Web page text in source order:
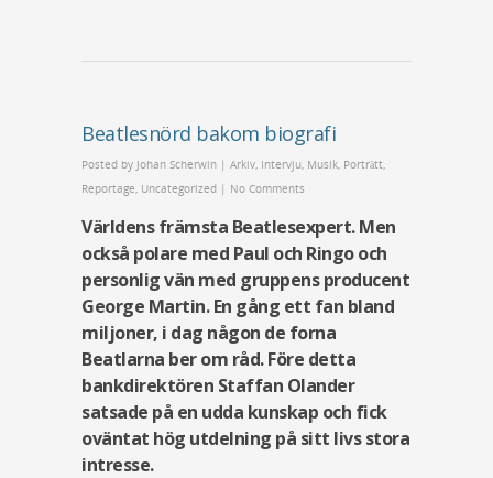
Beatlesnörd bakom biografi
Posted by Johan Scherwin | Arkiv Intervju Musik Porträtt
Reportage Uncategorized | No Comments
Världens främsta Beatlesexpert. Men
också polare med Paul och Ringo och
personlig vän med gruppens producent
George Martin. En gång ett fan bland
miljoner, i dag någon de forna
Beatlarna ber om råd. Före detta
bankdirektören Staffan Olander
satsade på en udda kunskap och fick
oväntat hög utdelning på sitt livs stora
intresse.